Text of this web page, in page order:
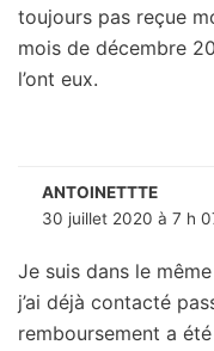
toujours pas reçue
mois de décembre
l’ont eux.
ANTOINETTTE
30 juillet 2020 à 7 h
Je suis dans le
j’ai déjà contacté
remboursement a